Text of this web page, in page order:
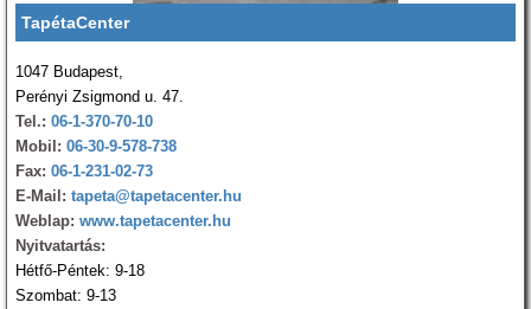
TapétaCenter
1047 Budapest,
Perényi Zsigmond u. 47.
Tel.: 06-1-370-70-10
Mobil: 06-30-9-578-738
Fax: 06-1-231-02-73
E-Mail: tapeta@tapetacenter.hu
Weblap: www.tapetacenter.hu
Nyitvatartás:
Hétfő-Péntek: 9-18
Szombat: 9-13